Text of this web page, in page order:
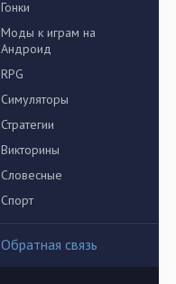
Гонки
Моды к играм на
Андроид
RPG
Симуляторы
Стратегии
Викторины
Словесные
Спорт
Обратная связь